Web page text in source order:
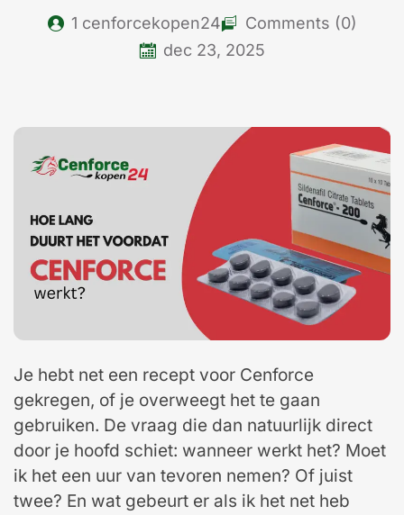
1 cenforcekopen24
Comments (0)
dec 23, 2025
Je hebt net een recept voor Cenforce
gekregen, of je overweegt het te gaan
gebruiken. De vraag die dan natuurlijk direct
door je hoofd schiet: wanneer werkt het? Moet
ik het een uur van tevoren nemen? Of juist
twee? En wat gebeurt er als ik het net heb